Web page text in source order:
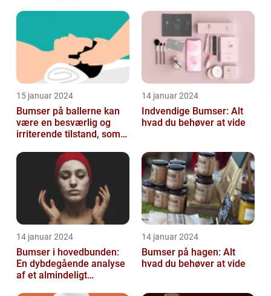
15 januar 2024
Bumser på ballerne kan
være en besværlig og
irriterende tilstand, som
oplever på et ...
14 januar 2024
Indvendige Bumser: Alt
hvad du behøver at vide
14 januar 2024
Bumser i hovedbunden:
En dybdegående analyse
af et almindeligt
14 januar 2024
Bumser på hagen: Alt
hvad du behøver at vide